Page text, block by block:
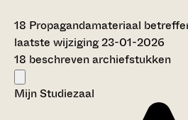
18 Propagandamateriaal
laatste wijziging 23-01-2026
18 beschreven archiefstukken
Mijn Studiezaal